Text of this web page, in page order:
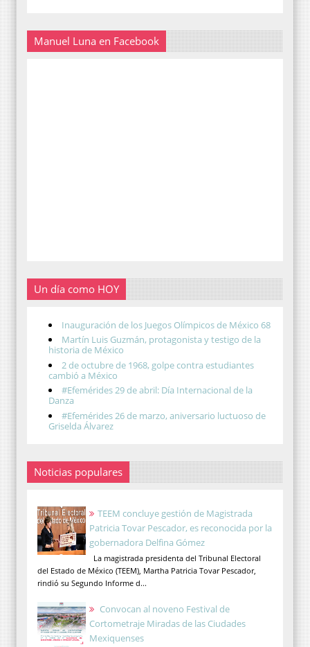
Manuel Luna en Facebook
Un día como HOY
Inauguración de los Juegos Olímpicos de México 68
Martín Luis Guzmán, protagonista y testigo de la
historia de México
2 de octubre de 1968, golpe contra estudiantes
cambió a México
#Efemérides 29 de abril: Día Internacional de la
Danza
#Efemérides 26 de marzo, aniversario luctuoso de
Griselda Álvarez
Noticias populares
TEEM concluye gestión de Magistrada
Patricia Tovar Pescador, es reconocida por la
gobernadora Delfina Gómez
La magistrada presidenta del Tribunal Electoral
del Estado de México (TEEM), Martha Patricia Tovar Pescador,
rindió su Segundo Informe d...
Convocan al noveno Festival de
Cortometraje Miradas de las Ciudades
Mexiquenses